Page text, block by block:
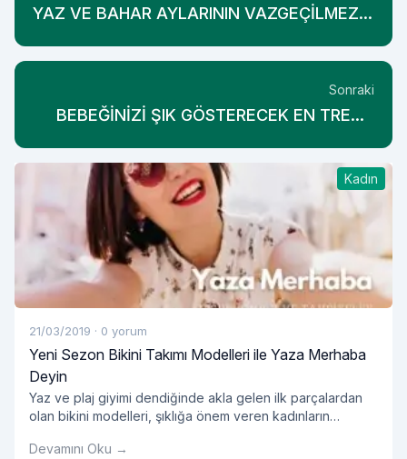
YAZ VE BAHAR AYLARININ VAZGEÇİLMEZ
Sonraki
BEBEĞİNİZİ ŞIK GÖSTERECEK EN TREND
Kadın
21/03/2019 · 0 yorum
Yeni Sezon Bikini Takımı Modelleri ile Yaza Merhaba
Deyin
Yaz ve plaj giyimi dendiğinde akla gelen ilk parçalardan
olan bikini modelleri, şıklığa önem veren kadınların
birlikte yeni sezon bikini modelleri de özellikle kadın
Devamını Oku →